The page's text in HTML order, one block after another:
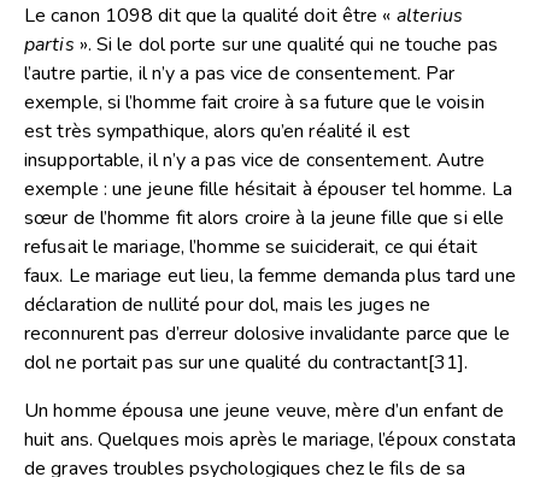
Le canon 1098 dit que la qualité doit être « alterius
partis ». Si le dol porte sur une qualité qui ne touche pas
l’autre partie, il n’y a pas vice de consentement. Par
exemple, si l’homme fait croire à sa future que le voisin
est très sympathique, alors qu’en réalité il est
insupportable, il n’y a pas vice de consentement. Autre
exemple : une jeune fille hésitait à épouser tel homme. La
sœur de l’homme fit alors croire à la jeune fille que si elle
refusait le mariage, l’homme se suiciderait, ce qui était
faux. Le mariage eut lieu, la femme demanda plus tard une
déclaration de nullité pour dol, mais les juges ne
reconnurent pas d’erreur dolosive invalidante parce que le
dol ne portait pas sur une qualité du contractant[31].
Un homme épousa une jeune veuve, mère d’un enfant de
huit ans. Quelques mois après le mariage, l’époux constata
de graves troubles psychologiques chez le fils de sa